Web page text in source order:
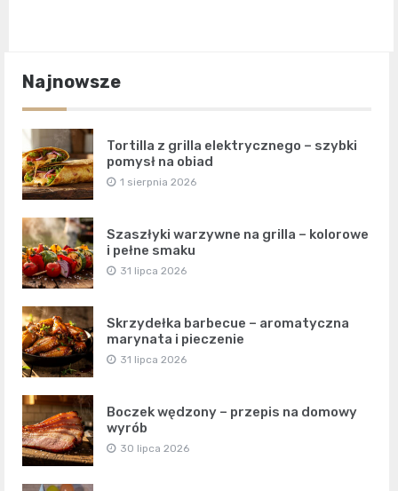
Najnowsze
Tortilla z grilla elektrycznego – szybki
pomysł na obiad
1 sierpnia 2026
Szaszłyki warzywne na grilla – kolorowe
i pełne smaku
31 lipca 2026
Skrzydełka barbecue – aromatyczna
marynata i pieczenie
31 lipca 2026
Boczek wędzony – przepis na domowy
wyrób
30 lipca 2026